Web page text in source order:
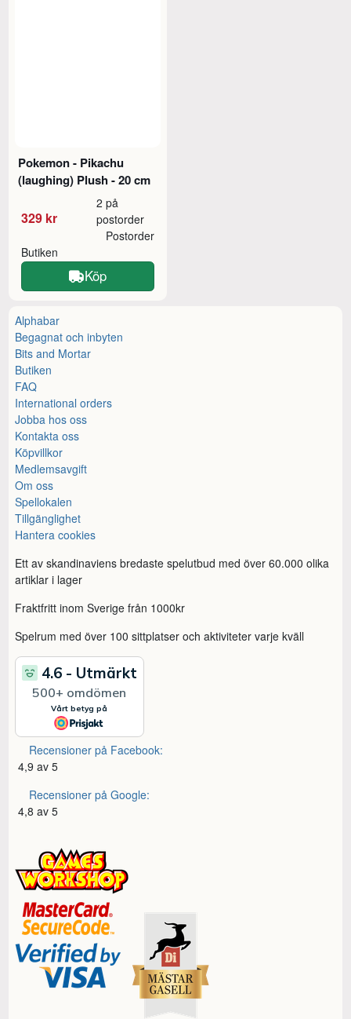
Pokemon - Pikachu
(laughing) Plush - 20 cm
329 kr
2 på
postorder
Butiken
Postorder
Köp
Alphabar
Begagnat och inbyten
Bits and Mortar
Butiken
FAQ
International orders
Jobba hos oss
Kontakta oss
Köpvillkor
Medlemsavgift
Om oss
Spellokalen
Tillgänglighet
Hantera cookies
Ett av skandinaviens bredaste spelutbud med över 60.000 olika
artiklar i lager
Fraktfritt inom Sverige från 1000kr
Spelrum med över 100 sittplatser och aktiviteter varje kväll
Recensioner på Facebook:
4,9 av 5
Recensioner på Google:
4,8 av 5